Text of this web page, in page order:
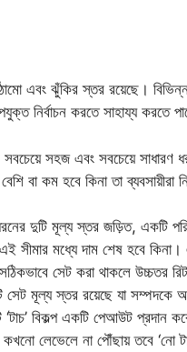
এবং ঝুঁকির স্তর রয়েছে।
নির্বাচন করতে সাহায্য করতে
সহজ এবং সবচেয়ে সাধারণ
বা কম হবে কিনা তা ব্যবসায়ীরা
দুটি মূল্য স্তর জড়িত, একটি
সীমার মধ্যে দাম শেষ হবে
সেট করা থাকলে উচ্চতর
সেট মূল্য স্তর রয়েছে যা সম্পদকে
বিকল্প একটি পেআউট প্রদান
লেভেলে না পৌঁছায় তবে ‘নো